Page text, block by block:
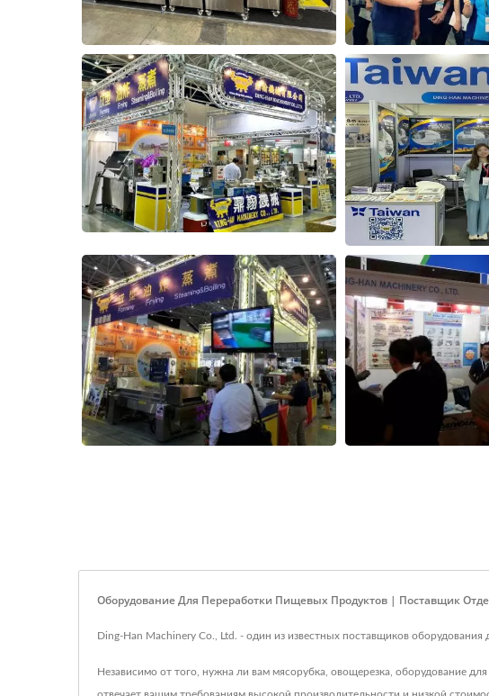
Оборудование Для Переработки Пищевых Продуктов | Поставщик
Ding-Han Machinery Co., Ltd. - один из известных поставщиков
Независимо от того, нужна ли вам мясорубка, овощерезка, оборудование